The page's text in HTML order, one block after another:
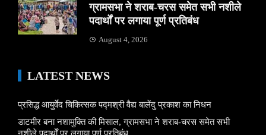
ग्रामसभा ने शराब-चरस समेत सभी नशीले
पदार्थों पर लगाया पूर्ण प्रतिबंध
August 4, 2026
LATEST NEWS
प्रसिद्ध आयुर्वेद चिकित्सक पद्मश्री वैद्य बालेंदु प्रकाश का निधन
डाटमीर बना नशामुक्ति की मिसाल, ग्रामसभा ने शराब-चरस समेत सभी
नशीले पदार्थों पर लगाया पूर्ण प्रतिबंध